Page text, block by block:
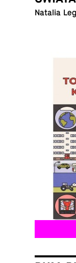
Natalia